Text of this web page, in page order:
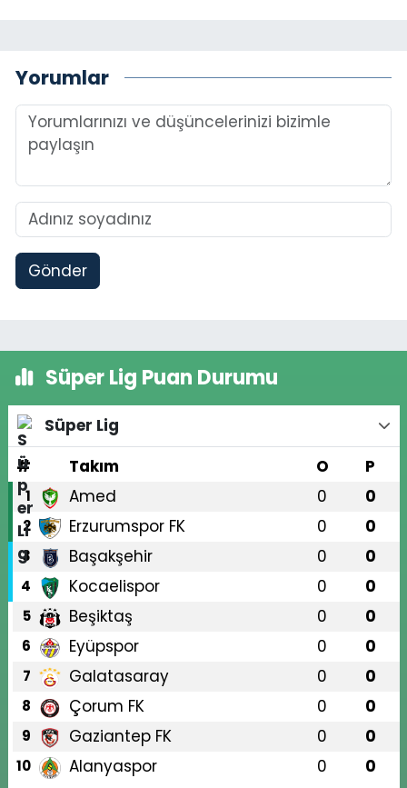
Yorumlar
Gönder
Süper Lig Puan Durumu
Süper Lig
#
Takım O P
1 Amed 0 0
2 Erzurumspor FK 0 0
3 Başakşehir 0 0
4 Kocaelispor 0 0
5 Beşiktaş 0 0
6 Eyüpspor 0 0
7 Galatasaray 0 0
8 Çorum FK 0 0
9 Gaziantep FK 0 0
10 Alanyaspor 0 0